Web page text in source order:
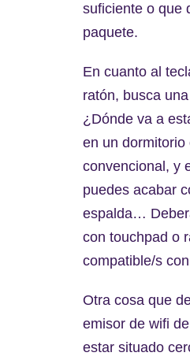
suficiente o que
paquete.
En cuanto al
ratón, busca
¿Dónde va a
en un
convencional, y
puedes acabar
espalda…
con touchpad o
compatible/s
Otra cosa que
emisor de wifi
estar situado